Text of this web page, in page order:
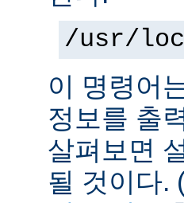
/usr/
이 명령어
정보를 출
살펴보면
될 것이다.